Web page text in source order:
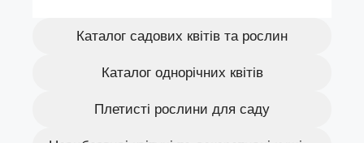
Каталог садових квітів та рослин
Каталог однорічних квітів
Плетисті рослини для саду